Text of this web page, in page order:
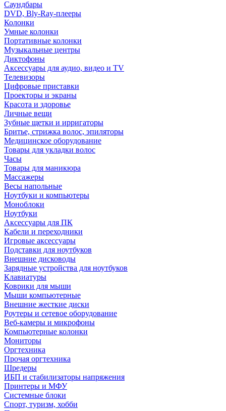
Саундбары
DVD, Bly-Ray-плееры
Колонки
Умные колонки
Портативные колонки
Музыкальные центры
Диктофоны
Аксессуары для аудио, видео и TV
Телевизоры
Цифровые приставки
Проекторы и экраны
Красота и здоровье
Личные вещи
Зубные щетки и ирригаторы
Бритье, стрижка волос, эпиляторы
Медицинское оборудование
Товары для укладки волос
Часы
Товары для маникюра
Массажеры
Весы напольные
Ноутбуки и компьютеры
Моноблоки
Ноутбуки
Аксессуары для ПК
Кабели и переходники
Игровые аксессуары
Подставки для ноутбуков
Внешние дисководы
Зарядные устройства для ноутбуков
Клавиатуры
Коврики для мыши
Мыши компьютерные
Внешние жесткие диски
Роутеры и сетевое оборудование
Веб-камеры и микрофоны
Компьютерные колонки
Мониторы
Оргтехника
Прочая оргтехника
Шредеры
ИБП и стабилизаторы напряжения
Принтеры и МФУ
Системные блоки
Спорт, туризм, хобби